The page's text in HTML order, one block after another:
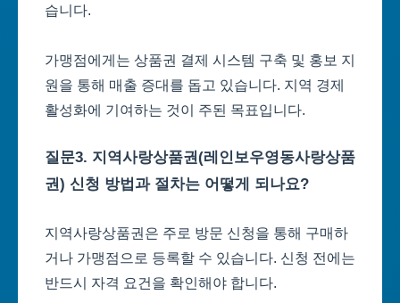
습니다.
가맹점에게는 상품권 결제 시스템 구축 및 홍보 지
원을 통해 매출 증대를 돕고 있습니다. 지역 경제
활성화에 기여하는 것이 주된 목표입니다.
질문3. 지역사랑상품권(레인보우영동사랑상품
권) 신청 방법과 절차는 어떻게 되나요?
지역사랑상품권은 주로 방문 신청을 통해 구매하
거나 가맹점으로 등록할 수 있습니다. 신청 전에는
반드시 자격 요건을 확인해야 합니다.